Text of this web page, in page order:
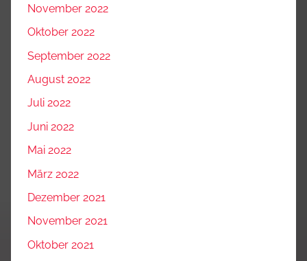
November 2022
Oktober 2022
September 2022
August 2022
Juli 2022
Juni 2022
Mai 2022
März 2022
Dezember 2021
November 2021
Oktober 2021